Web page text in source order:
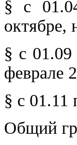
§ с
октябре,
§ с 01.09
феврале
§ с 01.11
Общий